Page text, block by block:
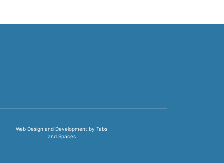
Web Design and Development by Tabs
and Spaces